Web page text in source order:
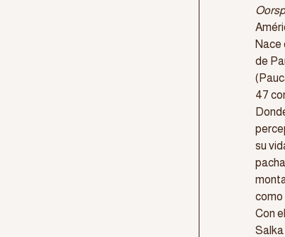
Nace
de
47
su
como
Con
Salka